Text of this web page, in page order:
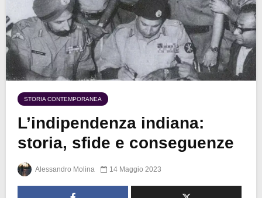
STORIA CONTEMPORANEA
L’indipendenza indiana:
storia, sfide e conseguenze
Alessandro Molina 14 Maggio 2023